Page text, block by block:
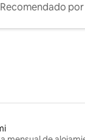
Recomendado